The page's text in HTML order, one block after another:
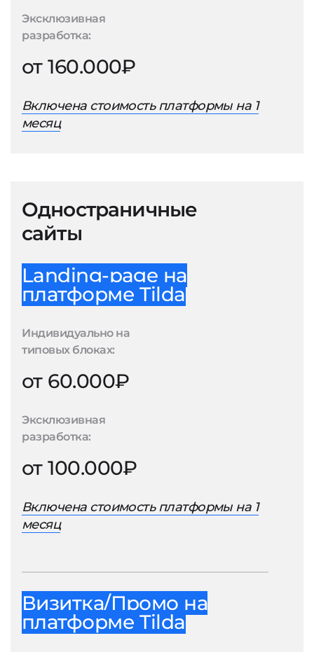
Эксклюзивная
разработка:
от 160.000₽
Включена стоимость платформы на 1
месяц
Одностраничные
сайты
Landing-page на
платформе Tilda
Индивидуально на
типовых блоках:
от 60.000₽
Эксклюзивная
разработка:
от 100.000₽
Включена стоимость платформы на 1
месяц
Визитка/Промо на
платформе Tilda